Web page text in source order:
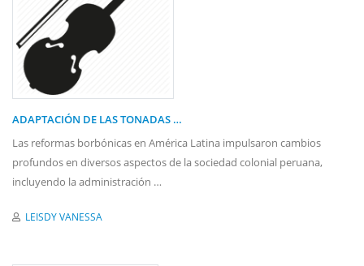
ADAPTACIÓN DE LAS TONADAS …
Las reformas borbónicas en América Latina impulsaron cambios
profundos en diversos aspectos de la sociedad colonial peruana,
incluyendo la administración …
LEISDY VANESSA